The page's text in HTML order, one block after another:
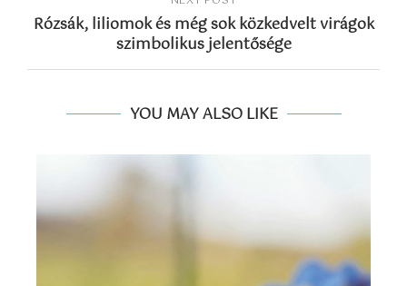
Rózsák, liliomok és még sok közkedvelt virágok
szimbolikus jelentősége
YOU MAY ALSO LIKE